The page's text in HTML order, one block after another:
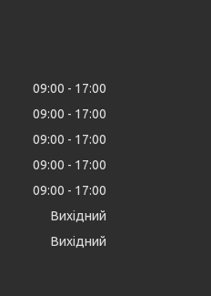
09:00
17:00
09:00
17:00
09:00
17:00
09:00
17:00
09:00
17:00
Вихідний
Вихідний